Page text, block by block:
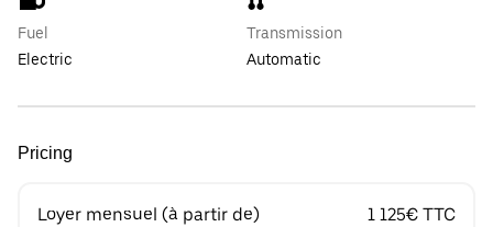
Fuel
Electric
Transmission
Automatic
Pricing
Loyer mensuel (à partir de) 1 125€ TTC